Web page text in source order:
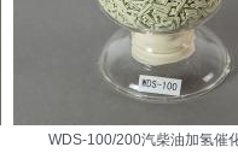
WDS-100/200汽柴油加氢催